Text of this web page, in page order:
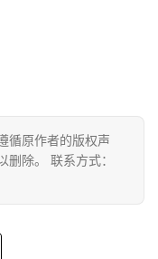
循原作者的版权声
除。 联系方式：